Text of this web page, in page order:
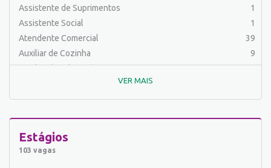
Assistente de Suprimentos
1
Assistente Social
1
Atendente Comercial
39
Auxiliar de Cozinha
9
Auxiliar de Laboratório
2
Auxiliar de Manutenção Predial
Auxiliar de Mecânica
1
Auxiliar de Serviços
VER MAIS
Estágios
103 vagas